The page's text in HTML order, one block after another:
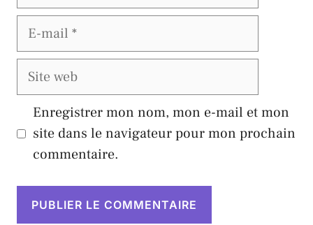
E-
Site
Enregistrer mon nom, mon e-mail et mon
site dans le navigateur pour mon prochain
commentaire.